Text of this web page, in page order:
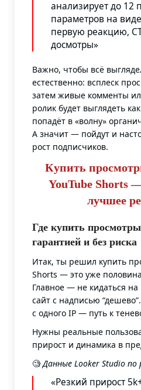
анализирует до 12
параметров на
первую реакцию,
досмотры»
Важно, чтобы всё
естественно: всплеск
затем живые комменты
ролик будет выглядеть
попадёт в «волну»
А значит — пойдут и
рост подписчиков.
Купить
YouTube Shorts
лучшее
Где купить
гарантией и без риска
Итак, ты решил купить
Shorts — это уже
Главное — не кидаться
сайт с надписью
с одного IP — путь к
Нужны реальные
прирост и динамика в
🧐Данные Looker Studio по
«Резкий прирост